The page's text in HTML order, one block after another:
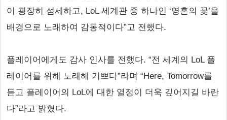
이 굉장히 섬세하고, LoL 세계관 중 하나인 ‘영혼의 꽃’을
배경으로 노래하여 감동적이다”고 전했다.
플레이어에게도 감사 인사를 전했다. “전 세계의 LoL 플
레이어를 위해 노래해 기쁘다”라며 “Here, Tomorrow를
듣고 플레이어의 LoL에 대한 열정이 더욱 깊어지길 바란
다”라고 밝혔다.